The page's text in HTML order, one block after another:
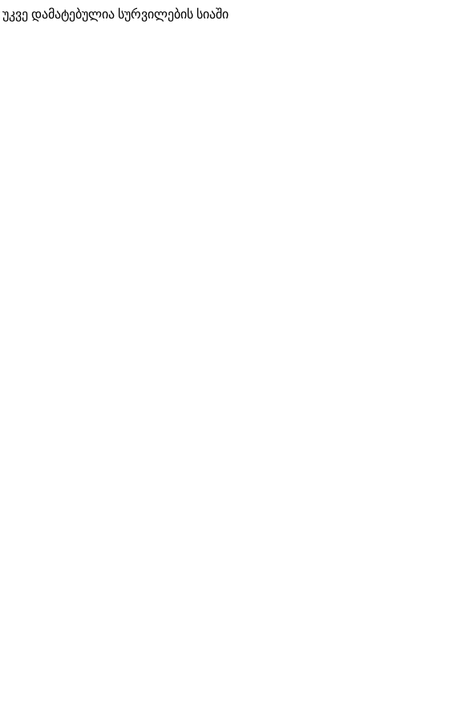
უკვე დამატებულია სურვილების სიაში